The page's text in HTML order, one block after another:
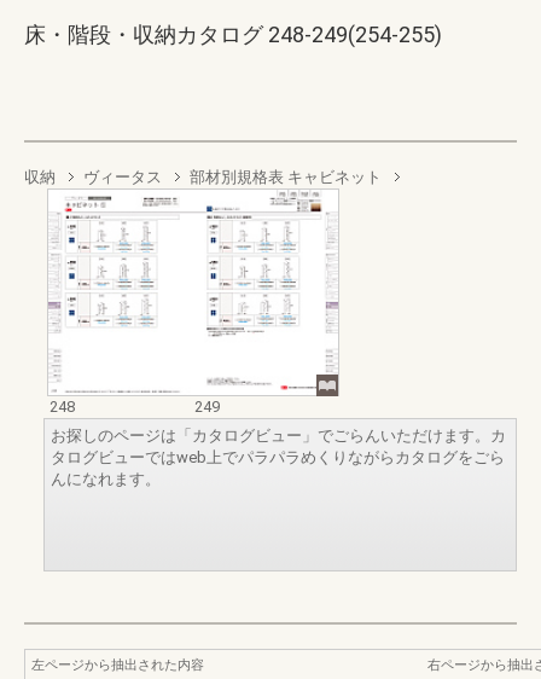
床・階段・収納カタログ 248-249(254-255)
収納 ヴィータス 部材別規格表 キャビネット
248
249
お探しのページは「カタログビュー」でごらんいただけます。カ
タログビューではweb上でパラパラめくりながらカタログをごら
んになれます。
左ページから抽出された内容
右ページから抽出